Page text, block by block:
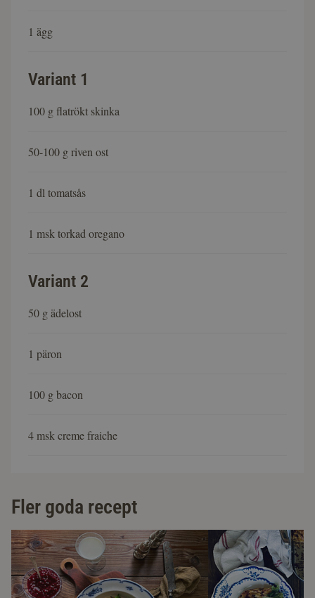
1 ägg
Variant 1
100 g flatrökt skinka
50-100 g riven ost
1 dl tomatsås
1 msk torkad oregano
Variant 2
50 g ädelost
1 päron
100 g bacon
4 msk creme fraiche
Fler goda recept